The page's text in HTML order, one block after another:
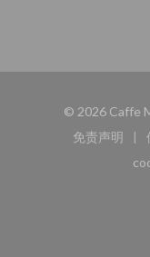
© 2026 Caffe
免责声明
((在新